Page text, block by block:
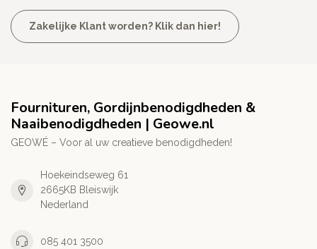
Zakelijke Klant worden? Klik dan hier!
Fournituren, Gordijnbenodigdheden &
Naaibenodigdheden | Geowe.nl
GEOWÉ – Voor al uw creatieve benodigdheden!
Hoekeindseweg 61
2665KB Bleiswijk
Nederland
085 401 3500